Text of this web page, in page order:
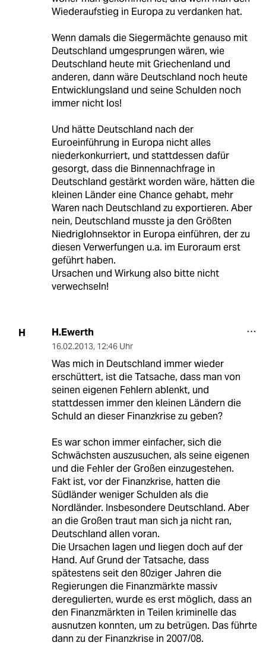
Wiederaufstieg in Europa zu verdanken hat.
Wenn damals die Siegermächte genauso mit
Deutschland umgesprungen wären, wie
Deutschland heute mit Griechenland und
anderen, dann wäre Deutschland noch heute
Entwicklungsland und seine Schulden noch
immer nicht los!
Und hätte Deutschland nach der
Euroeinführung in Europa nicht alles
niederkonkurriert, und stattdessen dafür
gesorgt, dass die Binnennachfrage in
Deutschland gestärkt worden wäre, hätten die
kleinen Länder eine Chance gehabt, mehr
Waren nach Deutschland zu exportieren. Aber
nein, Deutschland musste ja den Größten
Niedriglohnsektor in Europa einführen, der zu
diesen Verwerfungen u.a. im Euroraum erst
geführt haben.
Ursachen und Wirkung also bitte nicht
verwechseln!
H H.Ewerth
16.02.2013, 12:46 Uhr
Was mich in Deutschland immer wieder
erschüttert, ist die Tatsache, dass man von
seinen eigenen Fehlern ablenkt, und
stattdessen immer den kleinen Ländern die
Schuld an dieser Finanzkrise zu geben?
Es war schon immer einfacher, sich die
Schwächsten auszusuchen, als seine eigenen
und die Fehler der Großen einzugestehen.
Fakt ist, vor der Finanzkrise, hatten die
Südländer weniger Schulden als die
Nordländer. Insbesondere Deutschland. Aber
an die Großen traut man sich ja nicht ran,
Deutschland allen voran.
Die Ursachen lagen und liegen doch auf der
Hand. Auf Grund der Tatsache, dass
spätestens seit den 80ziger Jahren die
Regierungen die Finanzmärkte massiv
deregulierten, wurde es erst möglich, dass an
den Finanzmärkten in Teilen kriminelle das
ausnutzen konnten, um zu betrügen. Das führte
dann zu der Finanzkrise in 2007/08.